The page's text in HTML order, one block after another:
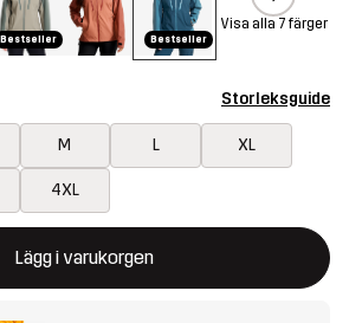
Bestseller Bestseller
Visa alla 7 färger
Storleksguide
M L XL
4XL
Lägg i varukorgen
att öppna en modal som bekräftar en ny